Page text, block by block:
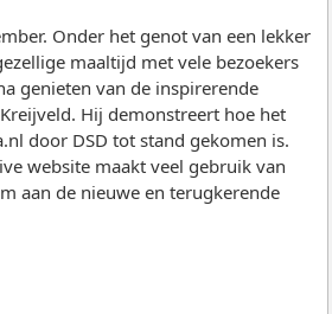
Onder het genot van een lekker
maaltijd met vele bezoekers
genieten van de inspirerende
Hij demonstreert hoe het
door DSD tot stand gekomen is.
website maakt veel gebruik van
aan de nieuwe en terugkerende